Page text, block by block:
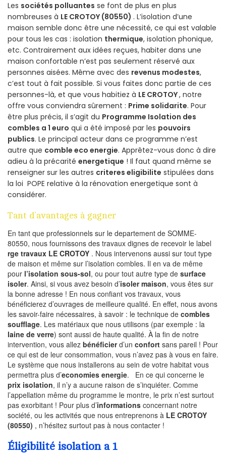
Les sociétés polluantes se font de plus en plus
nombreuses à LE CROTOY (80550) . L’isolation d’une
maison semble donc être une nécessité, ce qui est valable
pour tous les cas : isolation thermique, isolation phonique,
etc. Contrairement aux idées reçues, habiter dans une
maison confortable n’est pas seulement réservé aux
personnes aisées. Même avec des revenus modestes,
c’est tout à fait possible. Si vous faites donc partie de ces
personnes-là, et que vous habitiez à LE CROTOY, notre
offre vous conviendra sûrement : Prime solidarite. Pour
être plus précis, il s’agit du Programme Isolation des
combles a 1 euro qui a été imposé par les pouvoirs
publics. Le principal acteur dans ce programme n’est
autre que comble eco energie. Apprêtez-vous donc à dire
adieu à la précarité energetique ! Il faut quand même se
renseigner sur les autres criteres eligibilite stipulées dans
la loi POPE relative à la rénovation energetique sont à
considérer.
Tant d’avantages à gagner
En tant que professionnels sur le departement de SOMME-
80550, nous fournissons des travaux dignes de recevoir le label
rge travaux LE CROTOY . Nous intervenons aussi sur tout type
de maison et même sur l’isolation combles. Il en va de même
pour l’isolation sous-sol, ou pour tout autre type de surface
isoler. Ainsi, si vous avez besoin d’isoler maison, vous êtes sur
la bonne adresse ! En nous confiant vos travaux, vous
bénéficierez d’ouvrages de meilleure qualité. En effet, nous avons
les savoir-faire nécessaires, à savoir : le technique de combles
soufflage. Les matériaux que nous utilisons (par exemple : la
laine de verre) sont aussi de haute qualité. À la fin de notre
intervention, vous allez bénéficierd’un confort sans pareil ! Pour
ce qui est de leur consommation, vous n’avez pas à vous en faire.
Le système que nous installerons au sein de votre habitat vous
permettra plus d’economies energie. En ce qui concerne le
prix isolation, il n’y a aucune raison de s’inquiéter. Comme
l’appellation même du programme le montre, le prix n’est surtout
pas exorbitant ! Pour plus d’informations concernant notre
société, ou les activités que nous entreprenons à LE CROTOY
(80550) , n’hésitez surtout pas à nous contacter !
Éligibilité isolation a 1